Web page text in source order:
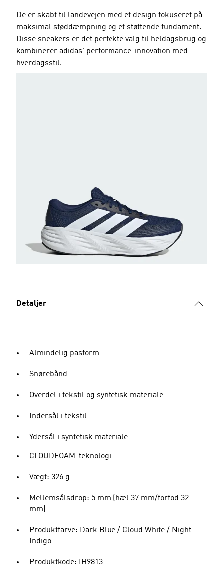
De er skabt til landevejen med et design fokuseret på
maksimal støddæmpning og et støttende fundament.
Disse sneakers er det perfekte valg til heldagsbrug og
kombinerer adidas' performance-innovation med
hverdagsstil.
Detaljer
Almindelig pasform
Snørebånd
Overdel i tekstil og syntetisk materiale
Indersål i tekstil
Ydersål i syntetisk materiale
CLOUDFOAM-teknologi
Vægt: 326 g
Mellemsålsdrop: 5 mm (hæl 37 mm/forfod 32
mm)
Produktfarve: Dark Blue / Cloud White / Night
Indigo
Produktkode: IH9813